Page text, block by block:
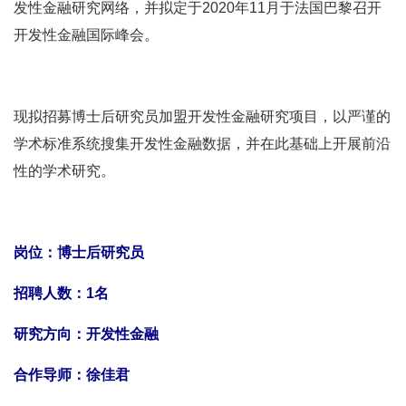
发性金融研究网络，并拟定于2020年11月于法国巴黎召开
开发性金融国际峰会。
现拟招募博士后研究员加盟开发性金融研究项目，以严谨的
学术标准系统搜集开发性金融数据，并在此基础上开展前沿
性的学术研究。
岗位：博士后研究员
招聘人数：1名
研究方向：开发性金融
合作导师：徐佳君